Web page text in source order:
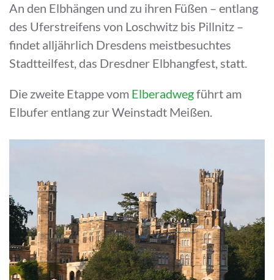
An den Elbhängen und zu ihren Füßen – entlang
des Uferstreifens von Loschwitz bis Pillnitz –
findet alljährlich Dresdens meistbesuchtes
Stadtteilfest, das Dresdner Elbhangfest, statt.
Die zweite Etappe vom Elberadwegführt am
Elbufer entlang zur Weinstadt Meißen.